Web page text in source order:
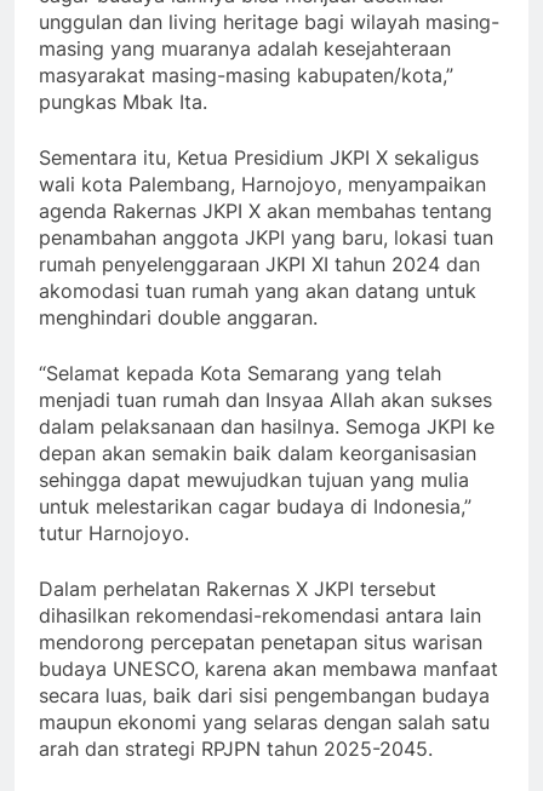
unggulan dan living heritage bagi wilayah masing-
masing yang muaranya adalah kesejahteraan
masyarakat masing-masing kabupaten/kota,”
pungkas Mbak Ita.
Sementara itu, Ketua Presidium JKPI X sekaligus
wali kota Palembang, Harnojoyo, menyampaikan
agenda Rakernas JKPI X akan membahas tentang
penambahan anggota JKPI yang baru, lokasi tuan
rumah penyelenggaraan JKPI XI tahun 2024 dan
akomodasi tuan rumah yang akan datang untuk
menghindari double anggaran.
“Selamat kepada Kota Semarang yang telah
menjadi tuan rumah dan Insyaa Allah akan sukses
dalam pelaksanaan dan hasilnya. Semoga JKPI ke
depan akan semakin baik dalam keorganisasian
sehingga dapat mewujudkan tujuan yang mulia
untuk melestarikan cagar budaya di Indonesia,”
tutur Harnojoyo.
Dalam perhelatan Rakernas X JKPI tersebut
dihasilkan rekomendasi-rekomendasi antara lain
mendorong percepatan penetapan situs warisan
budaya UNESCO, karena akan membawa manfaat
secara luas, baik dari sisi pengembangan budaya
maupun ekonomi yang selaras dengan salah satu
arah dan strategi RPJPN tahun 2025-2045.